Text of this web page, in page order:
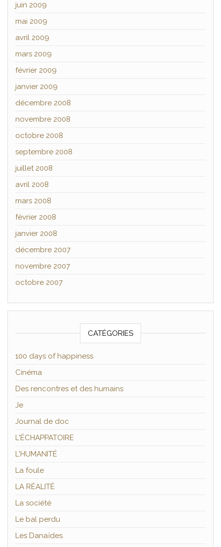
juin 2009
mai 2009
avril 2009
mars 2009
février 2009
janvier 2009
décembre 2008
novembre 2008
octobre 2008
septembre 2008
juillet 2008
avril 2008
mars 2008
février 2008
janvier 2008
décembre 2007
novembre 2007
octobre 2007
CATÉGORIES
100 days of happiness
Cinéma
Des rencontres et des humains
Je
Journal de doc
L'ÉCHAPPATOIRE
L'HUMANITÉ
La foule
LA RÉALITÉ
La société
Le bal perdu
Les Danaïdes